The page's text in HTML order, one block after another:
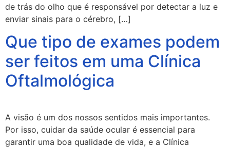
de trás do olho que é responsável por detectar a luz e
enviar sinais para o cérebro, […]
Que tipo de exames podem
ser feitos em uma Clínica
Oftalmológica
A visão é um dos nossos sentidos mais importantes.
Por isso, cuidar da saúde ocular é essencial para
garantir uma boa qualidade de vida, e a Clínica